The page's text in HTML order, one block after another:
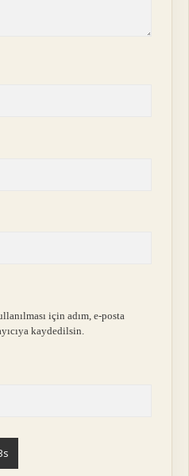
için adım, e-posta
kaydedilsin.